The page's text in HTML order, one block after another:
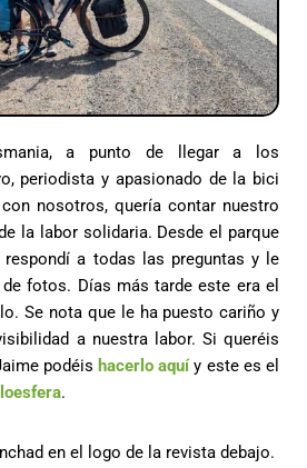
a punto de llegar a los
periodista y apasionado de la bici
nosotros, quería contar nuestro
la labor solidaria. Desde el parque
respondí a todas las preguntas y le
fotos. Días más tarde este era el
Se nota que le ha puesto cariño y
a nuestra labor. Si queréis
podéis hacerlo aquíy este es el
.
en el logo de la revista debajo.